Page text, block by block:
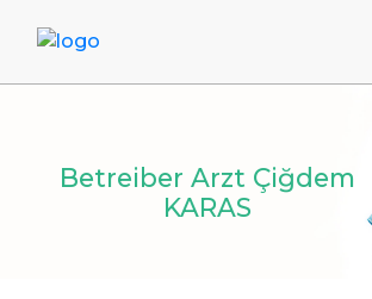
Betreiber Arzt Çiğdem
KARAS